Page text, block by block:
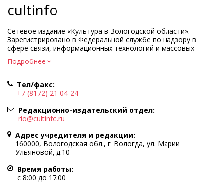
cultinfo
Сетевое издание «Культура в Вологодской области».
Зарегистрировано в Федеральной службе по надзору в
сфере связи, информационных технологий и массовых
коммуникаций.
Регистрационный номер и дата принятия решения о
Учредитель КУ ВО «Информационно-аналитический центр
культуры»
Адрес учредителя и редакции: 160000, Вологодская обл., г.
Вологда, ул. Марии Ульяновой, д.10
Главный редактор — Легчанова Елена Григорьевна
Политика в отношении обработки персональных данных
При полном или частичном использовании информации
портала гиперссылка на cultinfo.ru обязательна.
Редакция не несет ответственности за достоверность
Подробнее
Тел/факс:
+7 (8172) 21-04-24
Редакционно-издательский отдел:
rio@cultinfo.ru
Адрес учредителя и редакции:
160000, Вологодская обл., г. Вологда, ул. Марии
Ульяновой, д.10
Время работы:
с 8:00 до 17:00